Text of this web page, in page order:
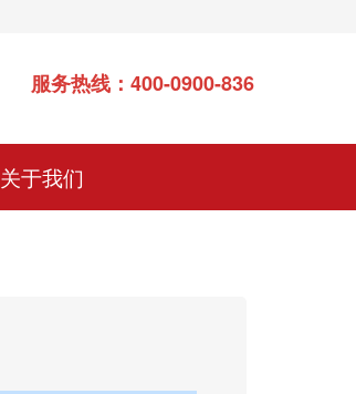
服务热线：400-0900-836
关于我们